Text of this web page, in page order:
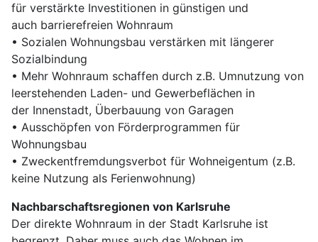
für verstärkte Investitionen in günstigen und
auch barrierefreien Wohnraum
• Sozialen Wohnungsbau verstärken mit längerer
Sozialbindung
• Mehr Wohnraum schaffen durch z.B. Umnutzung von
leerstehenden Laden- und Gewerbeflächen in
der Innenstadt, Überbauung von Garagen
• Ausschöpfen von Förderprogrammen für
Wohnungsbau
• Zweckentfremdungsverbot für Wohneigentum (z.B.
keine Nutzung als Ferienwohnung)
Nachbarschaftsregionen von Karlsruhe
Der direkte Wohnraum in der Stadt Karlsruhe ist